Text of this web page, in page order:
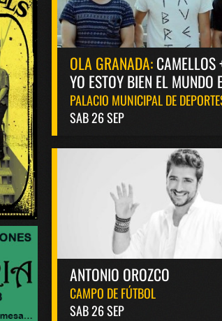
OLA GRANADA:
YO ESTOY BIEN EL MUNDO
PALACIO MUNICIPAL DE
SAB 26 SEP
ANTONIO OROZCO
CAMPO DE FÚTBOL
SAB 26 SEP